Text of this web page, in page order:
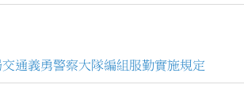
通義勇警察大隊編組服勤實施規定